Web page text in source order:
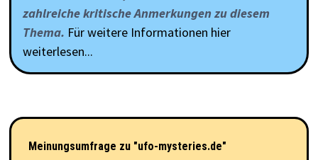
zahlreiche kritische Anmerkungen zu diesem
Thema. Für weitere Informationen hier
weiterlesen...
Meinungsumfrage zu "ufo-mysteries.de"